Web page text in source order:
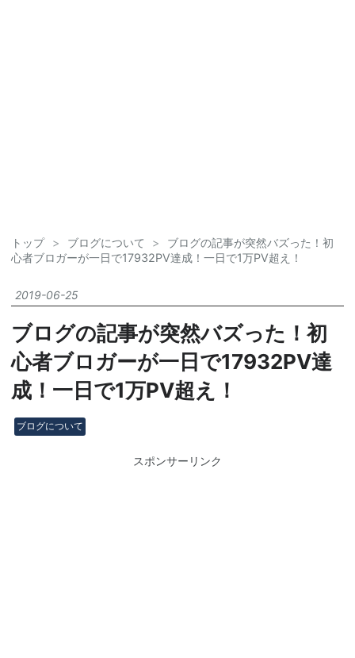
トップ > ブログについて >
ブログの記事が突然バズった！初
心者ブロガーが一日で17932PV達成！一日で1万PV超え！
2019-06-25
ブログの記事が突然バズった！初
心者ブロガーが一日で17932PV達
成！一日で1万PV超え！
ブログについて
スポンサーリンク